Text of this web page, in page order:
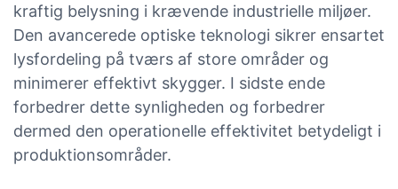
kraftig belysning i krævende industrielle miljøer.
Den avancerede optiske teknologi sikrer ensartet
lysfordeling på tværs af store områder og
minimerer effektivt skygger. I sidste ende
forbedrer dette synligheden og forbedrer
dermed den operationelle effektivitet betydeligt i
produktionsområder.